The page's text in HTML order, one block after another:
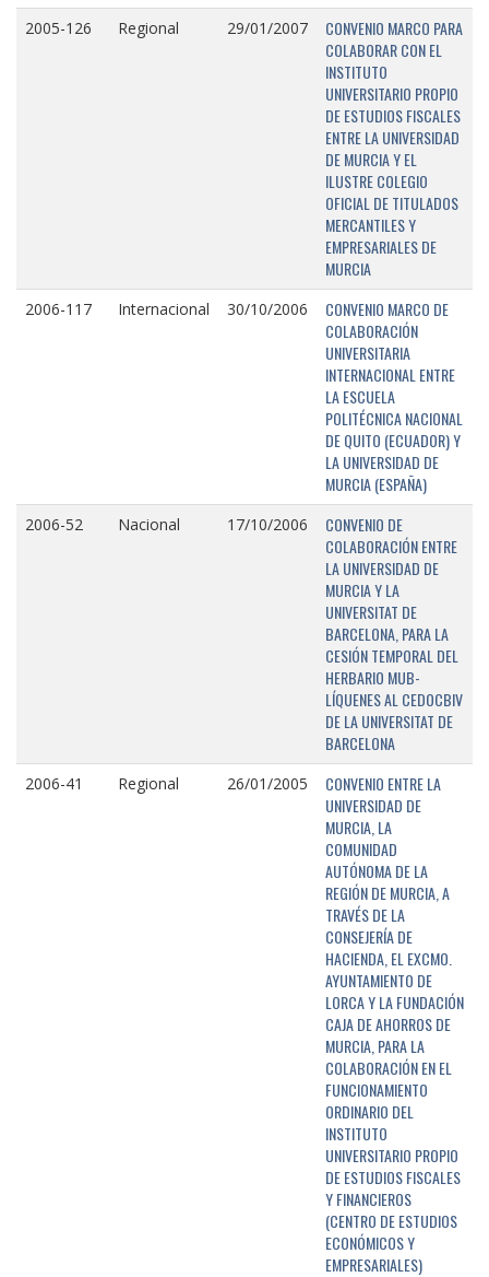
2005-126 Regional 29/01/2007
CONVENIO MARCO PARA
COLABORAR CON EL
INSTITUTO
UNIVERSITARIO PROPIO
DE ESTUDIOS FISCALES
ENTRE LA UNIVERSIDAD
DE MURCIA Y EL
ILUSTRE COLEGIO
OFICIAL DE TITULADOS
MERCANTILES Y
EMPRESARIALES DE
MURCIA
2006-117 Internacional 30/10/2006
CONVENIO MARCO DE
COLABORACIÓN
UNIVERSITARIA
INTERNACIONAL ENTRE
LA ESCUELA
POLITÉCNICA NACIONAL
DE QUITO (ECUADOR) Y
LA UNIVERSIDAD DE
MURCIA (ESPAÑA)
2006-52 Nacional 17/10/2006
CONVENIO DE
COLABORACIÓN ENTRE
LA UNIVERSIDAD DE
MURCIA Y LA
UNIVERSITAT DE
BARCELONA, PARA LA
CESIÓN TEMPORAL DEL
HERBARIO MUB-
LÍQUENES AL CEDOCBIV
DE LA UNIVERSITAT DE
BARCELONA
2006-41 Regional 26/01/2005
CONVENIO ENTRE LA
UNIVERSIDAD DE
MURCIA, LA
COMUNIDAD
AUTÓNOMA DE LA
REGIÓN DE MURCIA, A
TRAVÉS DE LA
CONSEJERÍA DE
HACIENDA, EL EXCMO.
AYUNTAMIENTO DE
LORCA Y LA FUNDACIÓN
CAJA DE AHORROS DE
MURCIA, PARA LA
COLABORACIÓN EN EL
FUNCIONAMIENTO
ORDINARIO DEL
INSTITUTO
UNIVERSITARIO PROPIO
DE ESTUDIOS FISCALES
Y FINANCIEROS
(CENTRO DE ESTUDIOS
ECONÓMICOS Y
EMPRESARIALES)